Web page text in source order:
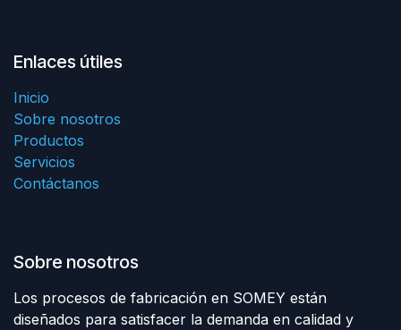
Enlaces útiles
Inicio
Sobre nosotros
Productos
Servicios
Contáctanos
Sobre nosotros
Los procesos de fabricación en SOMEY están
diseñados para satisfacer la demanda en calidad y